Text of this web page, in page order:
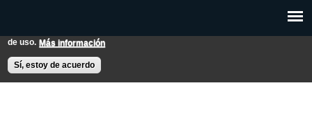
Esta web utiliza cookies para mejorar su experiencia de usuario.
de uso. Más información
Sí, estoy de acuerdo
principal
EXPON@us.es